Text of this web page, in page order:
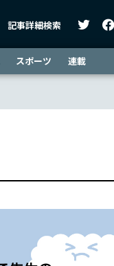
記事詳細検索
スポーツ 連載